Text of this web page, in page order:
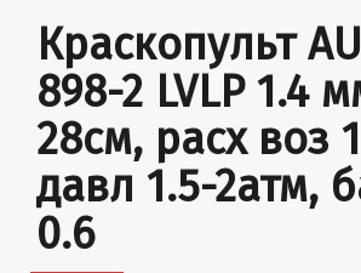
Краскопульт
898-2 LVLP 1.4
28см, расх воз
давл 1.5-2атм,
0.6